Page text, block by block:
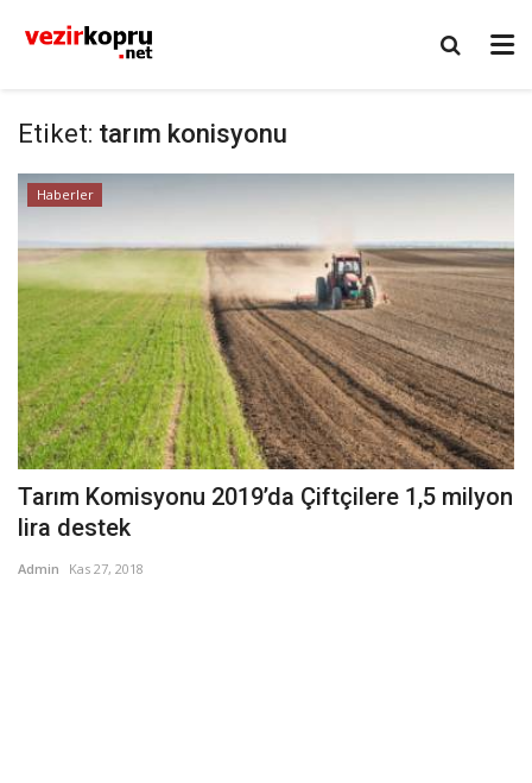
Etiket: tarım konisyonu
Haberler
Tarım Komisyonu 2019’da Çiftçilere 1,5 milyon
lira destek
Admin Kas 27, 2018